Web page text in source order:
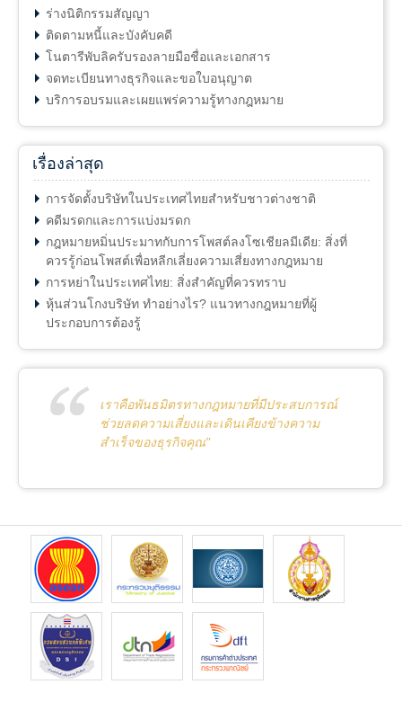
ร่างนิติกรรมสัญญา
ติดตามหนี้และบังคับคดี
โนตารีพับลิครับรองลายมือชื่อและเอกสาร
จดทะเบียนทางธุรกิจและขอใบอนุญาต
บริการอบรมและเผยแพร่ความรู้ทางกฎหมาย
เรื่องล่าสุด
การจัดตั้งบริษัทในประเทศไทยสำหรับชาวต่างชาติ
คดีมรดกและการแบ่งมรดก
กฎหมายหมิ่นประมาทกับการโพสต์ลงโซเชียลมีเดีย: สิ่งที่
ควรรู้ก่อนโพสต์เพื่อหลีกเลี่ยงความเสี่ยงทางกฎหมาย
การหย่าในประเทศไทย: สิ่งสำคัญที่ควรทราบ
หุ้นส่วนโกงบริษัท ทำอย่างไร? แนวทางกฎหมายที่ผู้
ประกอบการต้องรู้
เราคือพันธมิตรทางกฎหมายที่มีประสบการณ์
ช่วยลดความเสี่ยงและเดินเคียงข้างความ
สำเร็จของธุรกิจคุณ"